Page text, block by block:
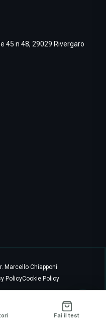
45 n 48, 29029 Rivergaro
Marcello Chiapponi
PolicyCookie Policy
Fai il test